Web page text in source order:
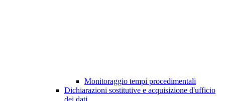
Monitoraggio tempi procedimentali
Dichiarazioni sostitutive e acquisizione d'ufficio